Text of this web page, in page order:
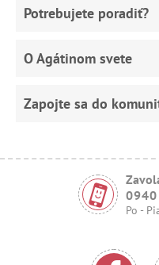
Potrebujete poradiť?
O Agátinom svete
Zapojte sa do
Po -